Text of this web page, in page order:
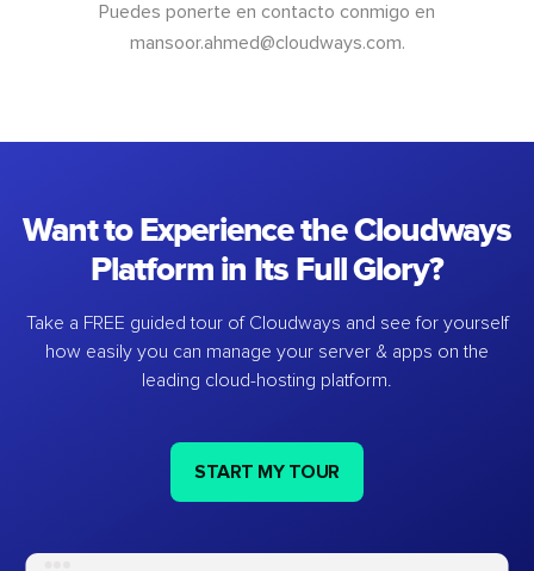
Puedes ponerte en contacto conmigo en
mansoor.ahmed@cloudways.com.
Want to Experience the Cloudways
Platform in Its Full Glory?
Take a FREE guided tour of Cloudways and see for yourself
how easily you can manage your server & apps on the
leading cloud-hosting platform.
START MY TOUR